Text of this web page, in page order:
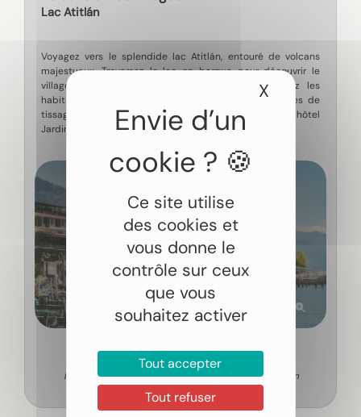
Ce site utilise
des cookies et
vous donne le
contrôle sur ceux
que vous
souhaitez activer
Tout accepter
Tout refuser
X Masquer
Lac Atitlán
Voyagez vers le splendide lac Atitlán, entouré de volcans
majestueux. Traversez le lac en barque pour découvrir le
village tz’utujil de San Juan la Laguna. Rencontrez les
habitants et apprenez leurs techniques traditionnelles de
tissage avant de retourner à Panajachel pour la nuit à l’hôtel
Jardines del Lago 3*.
Nuit en hôtel 3* Demi-pension